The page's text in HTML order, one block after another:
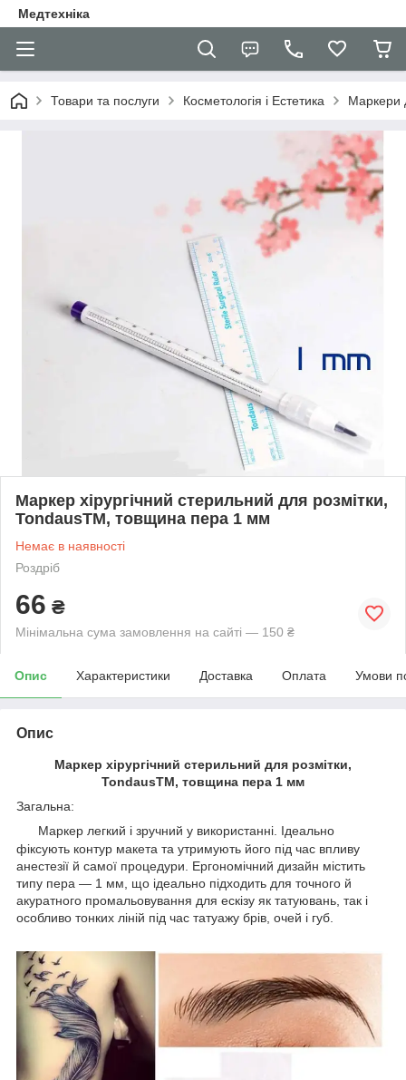
Медтехніка
Товари та послуги Косметологія і Естетика Маркери
Маркер хірургічний стерильний для розмітки,
TondausTM, товщина пера 1 мм
Немає в наявності
Роздріб
66 ₴
Мінімальна сума замовлення на сайті — 150 ₴
Опис Характеристики Доставка Оплата Умови
Опис
Маркер хірургічний стерильний для розмітки,
TondausTM, товщина пера 1 мм
Загальна:
Маркер легкий і зручний у використанні. Ідеально
фіксують контур макета та утримують його під час впливу
анестезії й самої процедури. Ергономічний дизайн містить
типу пера — 1 мм, що ідеально підходить для точного й
акуратного промальовування для ескізу як татуювань, так і
особливо тонких ліній під час татуажу брів, очей і губ.